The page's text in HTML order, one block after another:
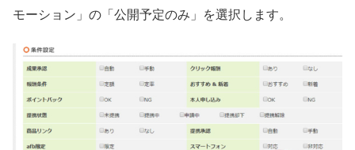
モーション」の「公開予定のみ」を選択します。